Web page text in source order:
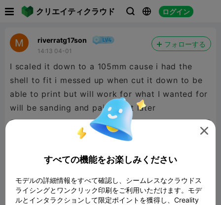
クリエイティクラウド   ログイン
riverratg17son
14:13 04-01
フォローする
I scaled it down to a 105mm cause i had the
shell to fit i messed up when cut it down to be
able to print but will work for what I wanted for
will be sanding and painting it later

すべての機能をお楽しみください
モデルの詳細情報をすべて確認し、シームレスなクラウドス
ライシングとワンクリック印刷をご利用いただけます。モデ
ルとインタラクションして限定ポイントを獲得し、Creality